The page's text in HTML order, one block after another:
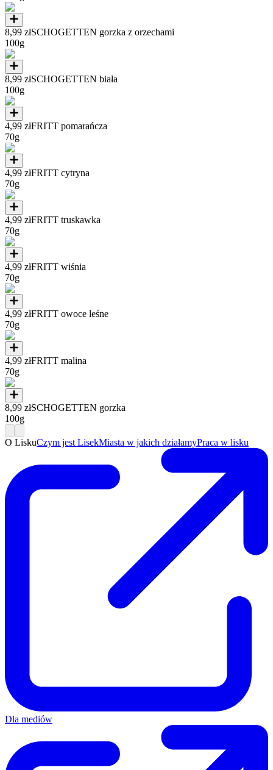
8,99 złSCHOGETTEN gorzka z orzechami
100g
8,99 złSCHOGETTEN biała
100g
4,99 złFRITT pomarańcza
70g
4,99 złFRITT cytryna
70g
4,99 złFRITT truskawka
70g
4,99 złFRITT wiśnia
70g
4,99 złFRITT owoce leśne
70g
4,99 złFRITT malina
70g
8,99 złSCHOGETTEN gorzka
100g
O LiskuCzym jest LisekMiasta w jakich działamyPraca w lisku
Dla mediów